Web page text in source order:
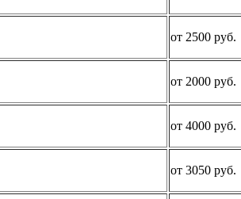
от 2500 руб.
от 2000 руб.
от 4000 руб.
от 3050 руб.